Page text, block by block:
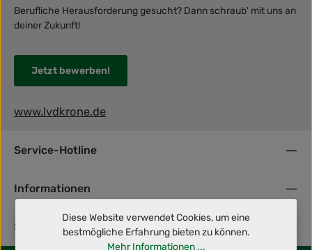
Berufliche Herausforderung gesucht? Dann schraub' mit uns an
deiner Zukunft!
Jetzt bewerben!
www.lvdkrone.de
Service-Hotline
Informationen
Shop Service
Diese Website verwendet Cookies, um eine
bestmögliche Erfahrung bieten zu können.
Mehr Informationen ...